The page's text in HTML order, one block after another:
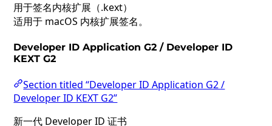
用于签名内核扩展（.kext）
适用于 macOS 内核扩展签名。
Developer ID Application G2 / Developer ID
KEXT G2
Section titled “Developer ID Application G2 /
Developer ID KEXT G2”
新一代 Developer ID 证书